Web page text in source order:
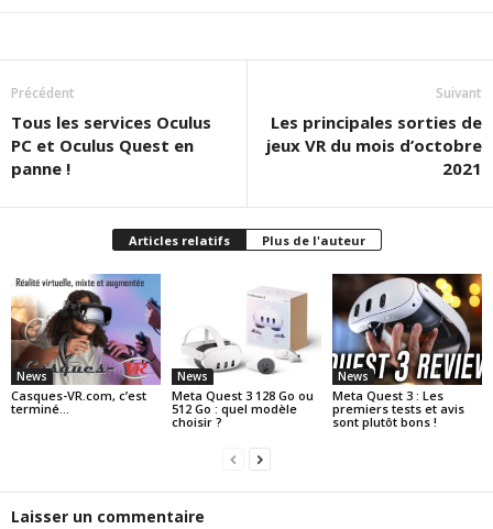
Précédent
Tous les services Oculus
PC et Oculus Quest en
panne !
Suivant
Les principales sorties de
jeux VR du mois d’octobre
2021
Articles relatifs Plus de l'auteur
News
Casques-VR.com, c’est
terminé…
News
Meta Quest 3 128 Go ou
512 Go : quel modèle
choisir ?
News
Meta Quest 3 : Les
premiers tests et avis
sont plutôt bons !
Laisser un commentaire